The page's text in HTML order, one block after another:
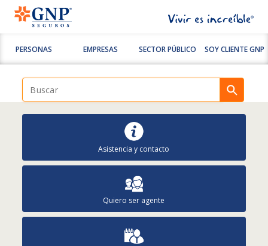
PERSONAS EMPRESAS SECTOR PÚBLICO SOY CLIENTE GNP
Asistencia y contacto
Quiero ser agente